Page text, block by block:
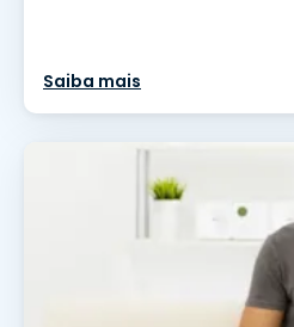
Saiba mais